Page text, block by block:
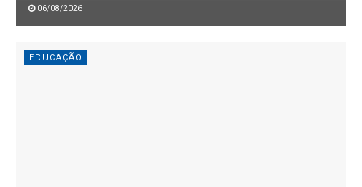
06/08/2026
EDUCAÇÃO